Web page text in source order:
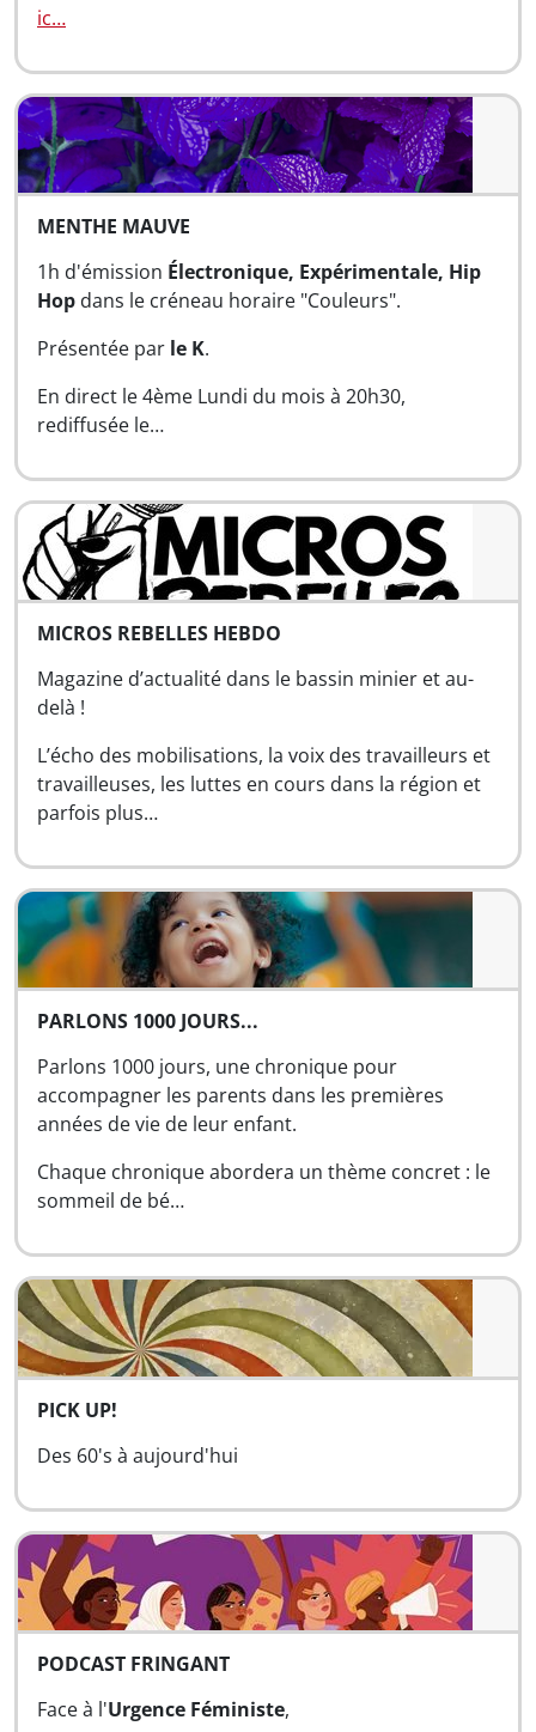
ic…
MENTHE MAUVE
1h d'émission Électronique, Expérimentale, Hip
Hop dans le créneau horaire "Couleurs".
Présentée par le K.
En direct le 4ème Lundi du mois à 20h30,
rediffusée le…
MICROS REBELLES HEBDO
Magazine d’actualité dans le bassin minier et au-
delà !
L’écho des mobilisations, la voix des travailleurs et
travailleuses, les luttes en cours dans la région et
parfois plus…
PARLONS 1000 JOURS...
Parlons 1000 jours, une chronique pour
accompagner les parents dans les premières
années de vie de leur enfant.
Chaque chronique abordera un thème concret : le
sommeil de bé…
PICK UP!
Des 60's à aujourd'hui
PODCAST FRINGANT
Face à l'Urgence Féministe,